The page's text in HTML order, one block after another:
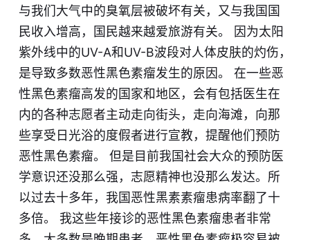
与我们大气中的臭氧层被破坏有关，又与我国国
民收入增高，国民越来越爱旅游有关。 因为太阳
紫外线中的UV-A和UV-B波段对人体皮肤的灼伤，
是导致多数恶性黑色素瘤发生的原因。 在一些恶
性黑色素瘤高发的国家和地区，会有包括医生在
内的各种志愿者主动走向街头，走向海滩，向那
些享受日光浴的度假者进行宣教，提醒他们预防
恶性黑色素瘤。 但是目前我国社会大众的预防医
学意识还没那么强，志愿精神也没那么发达。所
以过去十多年，我国恶性黑素素瘤患病率翻了十
多倍。 我这些年接诊的恶性黑色素瘤患者非常